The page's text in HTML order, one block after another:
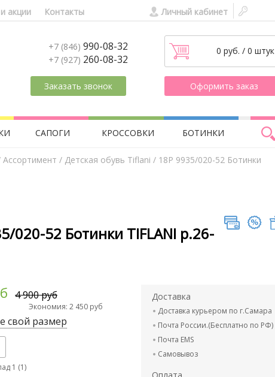
акции Контакты Личный кабинет
+7 (846) 990-08-32
+7 (927) 260-08-32
Заказать звонок
0 руб. / 0 штук
Оформить заказ
САПОГИ КРОССОВКИ БОТИНКИ
Aссортимент / Детская обувь Tiflani / 18Р 9935/020-52 Ботинки
020-52 Ботинки TIFLANI р.26-
4 900 руб
Экономия: 2 450 руб
свой размер
1 (1)
Доставка
Доставка курьером по г.Самара
Почта России.(Бесплатно по РФ)
Почта EMS
Самовывоз